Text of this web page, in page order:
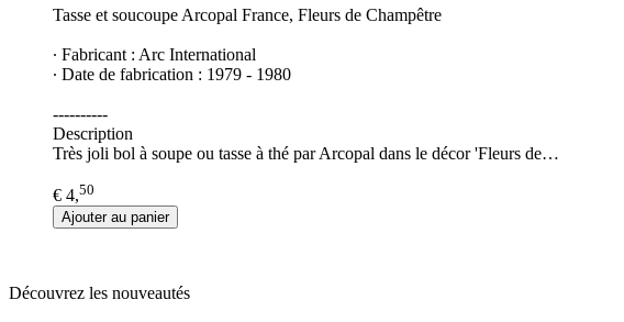
Tasse et soucoupe Arcopal France, Fleurs de Champêtre
∙ Fabricant : Arc International
∙ Date de fabrication : 1979 - 1980
----------
Description
Très joli bol à soupe ou tasse à thé par Arcopal dans le décor 'Fleurs de…
€ 4,50
Ajouter au panier
Découvrez les nouveautés